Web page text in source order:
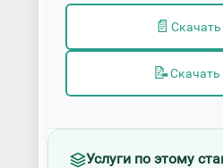
📄 Скачать
📝Скачать
Услуги по этому